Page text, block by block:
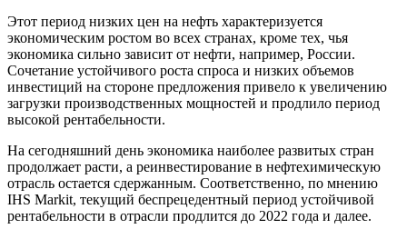
Этот период низких цен на нефть характеризуется
экономическим ростом во всех странах, кроме тех, чья
экономика сильно зависит от нефти, например, России.
Сочетание устойчивого роста спроса и низких объемов
инвестиций на стороне предложения привело к увеличению
загрузки производственных мощностей и продлило период
высокой рентабельности.
На сегодняшний день экономика наиболее развитых стран
продолжает расти, а реинвестирование в нефтехимическую
отрасль остается сдержанным. Соответственно, по мнению
IHS Markit, текущий беспрецедентный период устойчивой
рентабельности в отрасли продлится до 2022 года и далее.